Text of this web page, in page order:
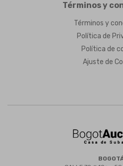
Términos y
Términos y
Política de
Política de
Ajuste de